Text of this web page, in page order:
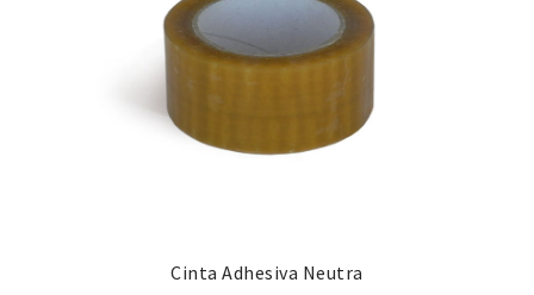
Cinta Adhesiva Neutra